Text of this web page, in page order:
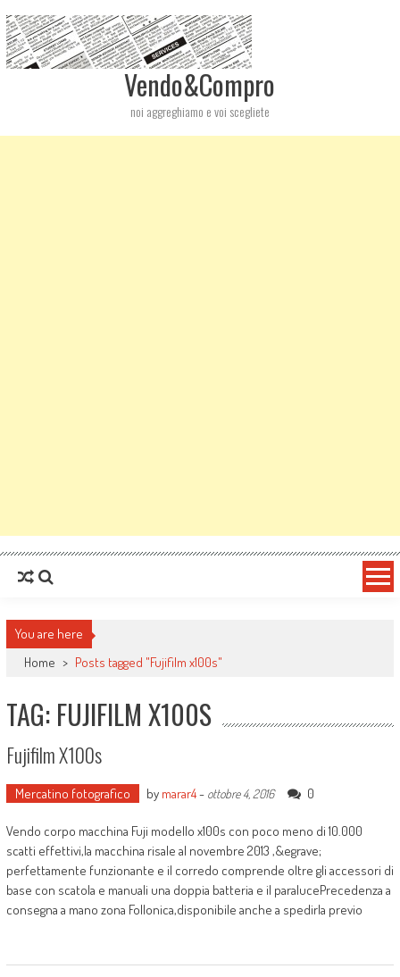
Vendo&Compro
noi aggreghiamo e voi scegliete
You are here
Home > Posts tagged "Fujifilm x100s"
TAG: FUJIFILM X100S
Fujifilm X100s
Mercatino fotografico by marar4- ottobre 4, 2016 0
Vendo corpo macchina Fuji modello x100s con poco meno di 10.000
scatti effettivi,la macchina risale al novembre 2013 ,&egrave;
perfettamente funzionante e il corredo comprende oltre gli accessori di
base con scatola e manuali una doppia batteria e il paralucePrecedenza a
consegna a mano zona Follonica,disponibile anche a spedirla previo